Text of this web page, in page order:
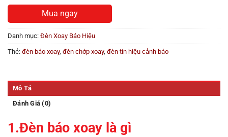
Mua ngay
Danh mục: Đèn Xoay Báo Hiệu
Thẻ: đèn báo xoay, đèn chớp xoay, đèn tín hiệu cảnh báo
Mô Tả
Đánh Giá (0)
1.Đèn báo xoay là gì